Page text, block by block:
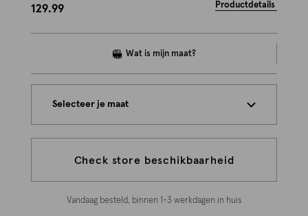
129.99 Productdetails
Selecteer je maat
Check store beschikbaarheid
Vandaag besteld, binnen 1-3 werkdagen in huis